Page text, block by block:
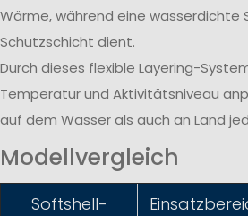
Wärme, während eine wasserdichte
Schutzschicht dient.
Durch dieses flexible Layering-
Temperatur und Aktivitätsniveau
auf dem Wasser als auch an Land
Modellvergleich
Softshell-